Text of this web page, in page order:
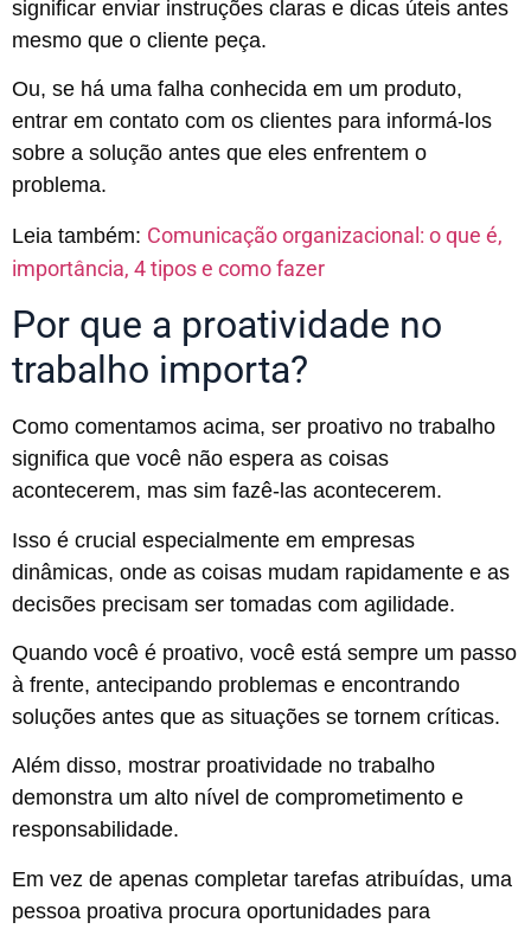
significar enviar instruções claras e dicas úteis antes
mesmo que o cliente peça.
Ou, se há uma falha conhecida em um produto,
entrar em contato com os clientes para informá-los
sobre a solução antes que eles enfrentem o
problema.
Leia também: Comunicação organizacional: o que é,
importância, 4 tipos e como fazer
Por que a proatividade no
trabalho importa?
Como comentamos acima, ser proativo no trabalho
significa que você não espera as coisas
acontecerem, mas sim fazê-las acontecerem.
Isso é crucial especialmente em empresas
dinâmicas, onde as coisas mudam rapidamente e as
decisões precisam ser tomadas com agilidade.
Quando você é proativo, você está sempre um passo
à frente, antecipando problemas e encontrando
soluções antes que as situações se tornem críticas.
Além disso, mostrar proatividade no trabalho
demonstra um alto nível de comprometimento e
responsabilidade.
Em vez de apenas completar tarefas atribuídas, uma
pessoa proativa procura oportunidades para